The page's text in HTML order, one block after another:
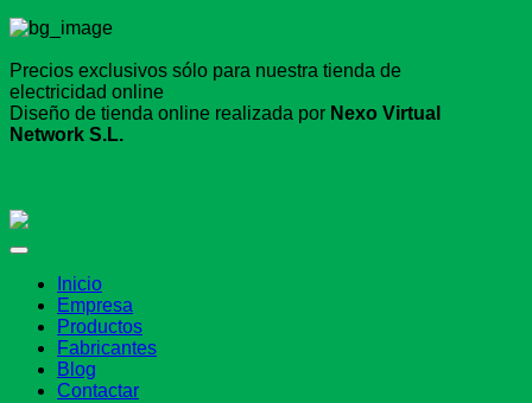
Precios exclusivos sólo para nuestra tienda de
electricidad online
Diseño de tienda online realizada por Nexo Virtual
Network S.L.
Inicio
Empresa
Productos
Fabricantes
Blog
Contactar